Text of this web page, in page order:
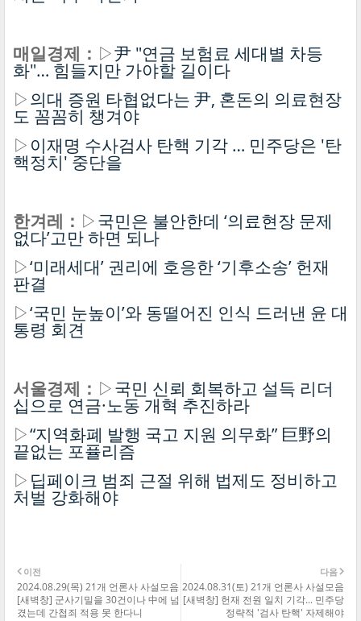
매일경제： ▷尹 "연금 보험료 세대별 차등
화"… 힘들지만 가야할 길이다
▷의대 증원 타협없다는 尹, 혼돈의 의료현장
도 꼼꼼히 챙겨야
▷ 이재명 수사검사 탄핵 기각 … 민주당은 '탄
핵정치' 중단을
한겨레： ▷국민은 불안한데 ‘의료현장 문제
없다’고만 하면 되나
▷‘미래세대’ 권리에 호응한 ‘기후소송’ 헌재
판결
▷‘국민 눈높이’와 동떨어진 인식 드러낸 윤 대
통령 회견
서울경제： ▷국민 신뢰 회복하고 설득 리더
십으로 연금·노동 개혁 추진하라
▷“지역화폐 발행 국고 지원 의무화” 巨野의
끝없는 포퓰리즘
▷ 딥페이크 범죄 근절 위해 법제도 정비하고
처벌 강화해야
다음
2024.08.31(토) 21개 언론사 사설모음
[새벽창] 헌재 전원 일치 기각... 민주당
정략적 '검사 탄핵' 자제해야
이전
2024.08.29(목) 21개 언론사 사설모음
[새벽창] 군사기밀을 30건이나 中에 넘
겼는데 간첩죄 적용 못 한다니